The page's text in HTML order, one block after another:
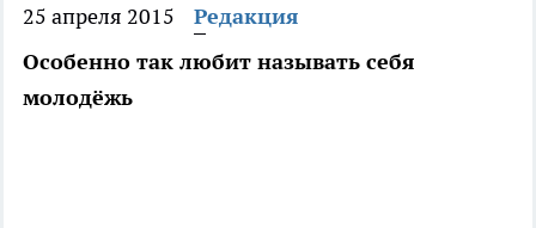
25 апреля 2015
Редакция
Особенно так любит называть себя
молодёжь